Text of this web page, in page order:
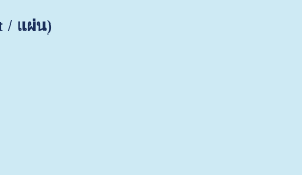
/ แผ่น)